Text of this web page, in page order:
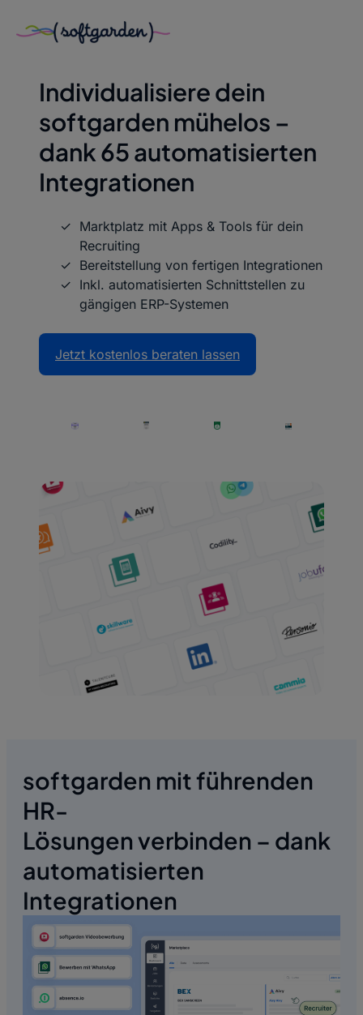
Inhalt FLEXIBEL & INDIVIDUELL
Individualisiere dein
softgarden mühelos –
dank 65 automatisierten
Integrationen
Marktplatz mit Apps & Tools für dein
Recruiting
Bereitstellung von fertigen Integrationen
Inkl. automatisierten Schnittstellen zu
gängigen ERP-Systemen
Jetzt kostenlos beraten lassen
softgarden mit führenden
HR-
Lösungen verbinden – dank
automatisierten
Integrationen